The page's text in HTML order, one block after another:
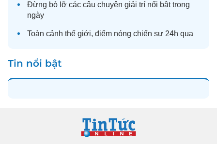
Đừng bỏ lỡ các câu chuyện giải trí nổi bật trong
ngày
Toàn cảnh thế giới, điểm nóng chiến sự 24h qua
Tin nổi bật